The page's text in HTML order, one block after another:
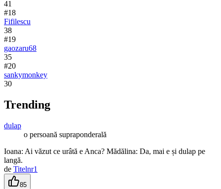
41
#18
Fifilescu
38
#19
gaozaru68
35
#20
sankymonkey
30
Trending
dulap
o persoană supraponderală
Ioana: Ai văzut ce urâtă e Anca? Mădălina: Da, mai e și dulap pe
langă.
de Titelnr1
85